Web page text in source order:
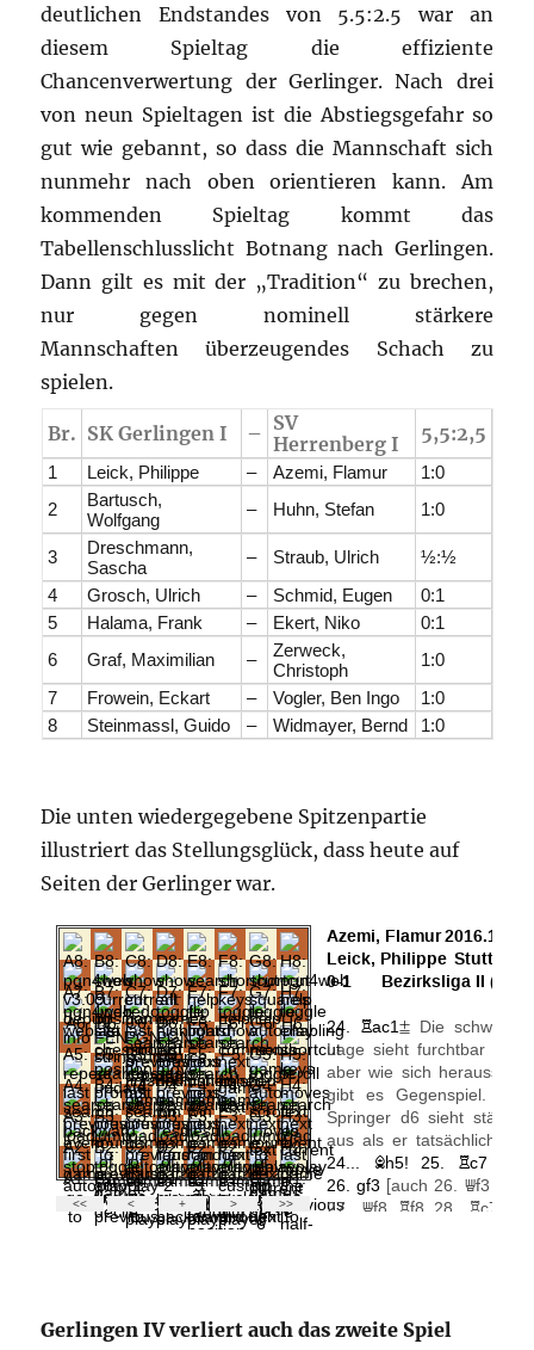
deutlichen Endstandes von 5.5:2.5 war an
diesem Spieltag die effiziente
Chancenverwertung der Gerlinger. Nach drei
von neun Spieltagen ist die Abstiegsgefahr so
gut wie gebannt, so dass die Mannschaft sich
nunmehr nach oben orientieren kann. Am
kommenden Spieltag kommt das
Tabellenschlusslicht Botnang nach Gerlingen.
Dann gilt es mit der „Tradition“ zu brechen,
nur gegen nominell stärkere
Mannschaften überzeugendes Schach zu
spielen.
Br. SK Gerlingen I – SV
Herrenberg I
5,5:2,5
1 Leick, Philippe – Azemi, Flamur
1:0
2
Bartusch,
Wolfgang
– Huhn, Stefan 1:0
3
Dreschmann,
Sascha
– Straub, Ulrich
½:½
4
Grosch, Ulrich – Schmid, Eugen
0:1
5
Halama, Frank – Ekert, Niko
0:1
6
Graf, Maximilian –
Zerweck,
Christoph
1:0
7
Frowein, Eckart – Vogler, Ben Ingo
1:0
8
Steinmassl, Guido – Widmayer, Bernd 1:0
Die unten wiedergegebene Spitzenpartie
illustriert das Stellungsglück, dass heute auf
Seiten der Gerlinger war.
Gerlingen IV verliert auch das zweite Spiel